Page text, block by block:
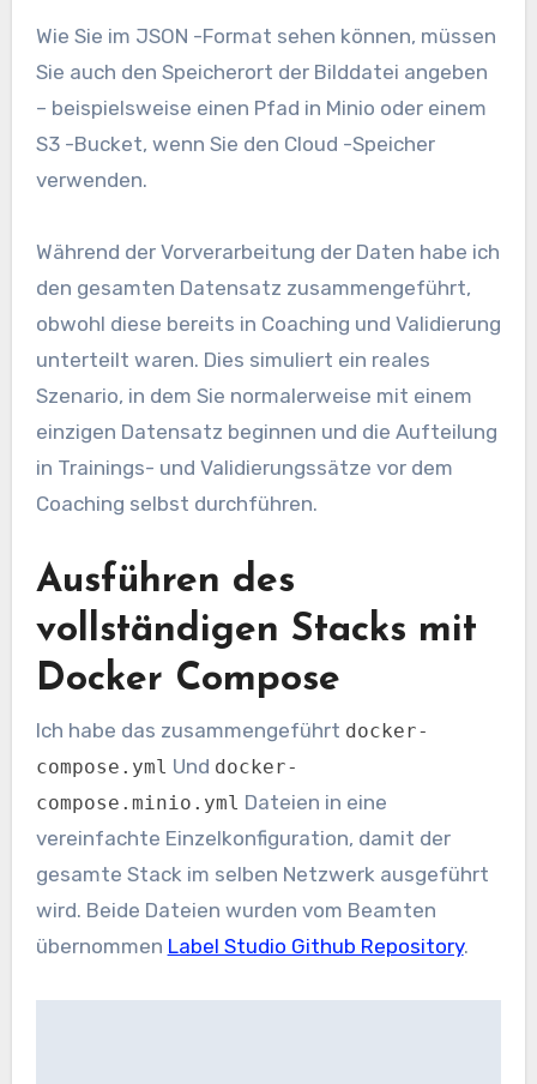
Wie Sie im JSON -Format sehen können, müssen
Sie auch den Speicherort der Bilddatei angeben
– beispielsweise einen Pfad in Minio oder einem
S3 -Bucket, wenn Sie den Cloud -Speicher
verwenden.
Während der Vorverarbeitung der Daten habe ich
den gesamten Datensatz zusammengeführt,
obwohl diese bereits in Coaching und Validierung
unterteilt waren. Dies simuliert ein reales
Szenario, in dem Sie normalerweise mit einem
einzigen Datensatz beginnen und die Aufteilung
in Trainings- und Validierungssätze vor dem
Coaching selbst durchführen.
Ausführen des
vollständigen Stacks mit
Docker Compose
Ich habe das zusammengeführt docker-
compose.yml Und docker-
compose.minio.yml Dateien in eine
vereinfachte Einzelkonfiguration, damit der
gesamte Stack im selben Netzwerk ausgeführt
wird. Beide Dateien wurden vom Beamten
übernommen Label Studio Github Repository.